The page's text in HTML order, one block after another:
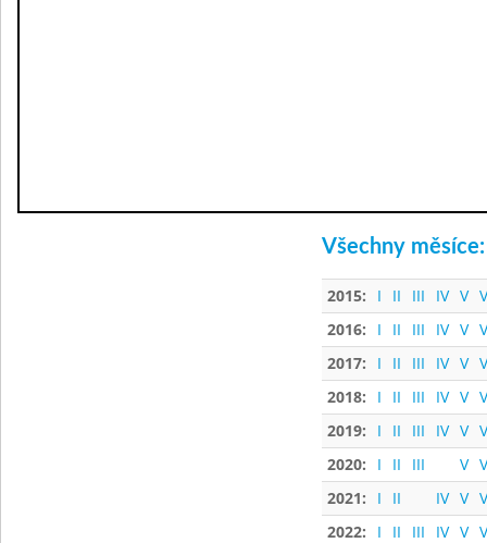
Všechny měsíce:
2015: I II III IV V
2016:
I II III IV V
2017:
I II III IV V
2018:
I II III IV V
2019:
I II III IV V
2020:
I II III V
2021:
I II IV V
2022:
I II III IV V